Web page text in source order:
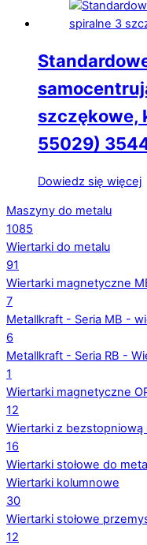
szczękowe,
55029)
Dowiedz się więcej
Maszyny do metalu
1085
Wiertarki do metalu
91
Wiertarki magnetyczne
7
Metallkraft - Seria MB -
6
Metallkraft - Seria RB -
1
Wiertarki magnetyczne
12
Wiertarki z
16
Wiertarki stołowe do
Wiertarki kolumnowe
30
Wiertarki stołowe
12